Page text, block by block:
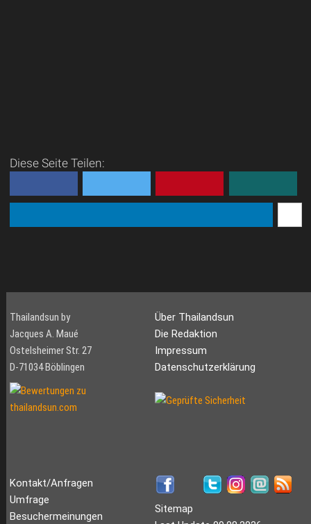
Diese Seite Teilen:
Thailandsun by
Jacques A. Maué
Ostelsheimer Str. 27
D-71034 Böblingen
Über Thailandsun
Die Redaktion
Impressum
Datenschutzerklärung
Kontakt/Anfragen
Umfrage
Besuchermeinungen
Sitemap